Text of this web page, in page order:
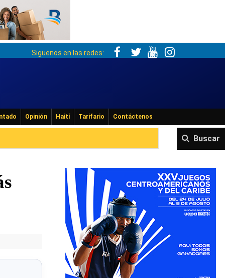
Siguenos en las redes:
Opinión Haití Tarifario Contáctenos
Buscar